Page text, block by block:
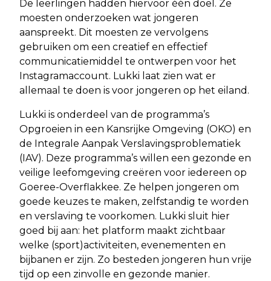
De leerlingen hadden hiervoor één doel. Ze
moesten onderzoeken wat jongeren
aanspreekt. Dit moesten ze vervolgens
gebruiken om een creatief en effectief
communicatiemiddel te ontwerpen voor het
Instagramaccount. Lukki laat zien wat er
allemaal te doen is voor jongeren op het eiland.
Lukki is onderdeel van de programma’s
Opgroeien in een Kansrijke Omgeving (OKO) en
de Integrale Aanpak Verslavingsproblematiek
(IAV). Deze programma’s willen een gezonde en
veilige leefomgeving creëren voor iedereen op
Goeree-Overflakkee. Ze helpen jongeren om
goede keuzes te maken, zelfstandig te worden
en verslaving te voorkomen. Lukki sluit hier
goed bij aan: het platform maakt zichtbaar
welke (sport)activiteiten, evenementen en
bijbanen er zijn. Zo besteden jongeren hun vrije
tijd op een zinvolle en gezonde manier.